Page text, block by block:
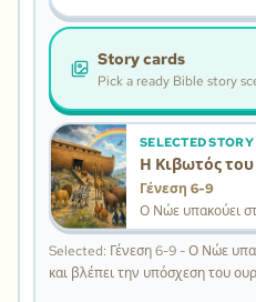
Story cards
Pick a ready Bible story
SELECTED STORY
Η Κιβωτός
Γένεση 6-9
Ο Νώε υπακούει
και βλέπει την
Selected: Γένεση 6-9 - Ο Νώε
και βλέπει την υπόσχεση του